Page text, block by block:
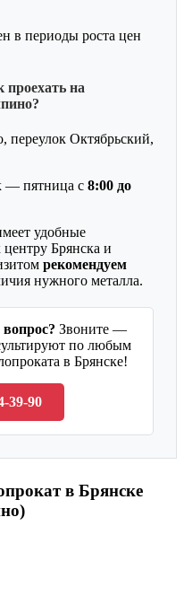
в периоды роста цен
на
переулок Октябрьский,
— пятница с 8:00 до
удобные
Брянска и
рекомендуем
нужного металла.
Звоните —
по любым
в Брянске!
39-90
в Брянске